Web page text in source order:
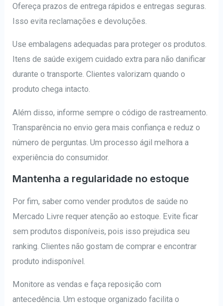
Ofereça prazos de entrega rápidos e entregas seguras.
Isso evita reclamações e devoluções.
Use embalagens adequadas para proteger os produtos.
Itens de saúde exigem cuidado extra para não danificar
durante o transporte. Clientes valorizam quando o
produto chega intacto.
Além disso, informe sempre o código de rastreamento.
Transparência no envio gera mais confiança e reduz o
número de perguntas. Um processo ágil melhora a
experiência do consumidor.
Mantenha a regularidade no estoque
Por fim, saber como vender produtos de saúde no
Mercado Livre requer atenção ao estoque. Evite ficar
sem produtos disponíveis, pois isso prejudica seu
ranking. Clientes não gostam de comprar e encontrar
produto indisponível.
Monitore as vendas e faça reposição com
antecedência. Um estoque organizado facilita o